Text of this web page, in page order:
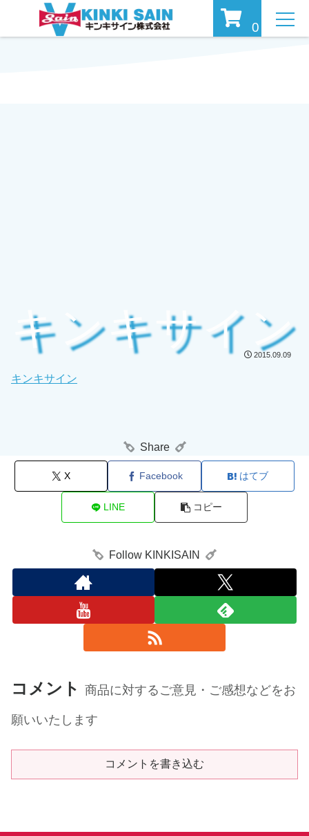
キンキサイン
2015.09.09
キンキサイン
Share
X Facebook はてブ
LINE コピー
Follow KINKISAIN
コメント 商品に対するご意見・ご感想などをお
願いいたします
コメントを書き込む
0